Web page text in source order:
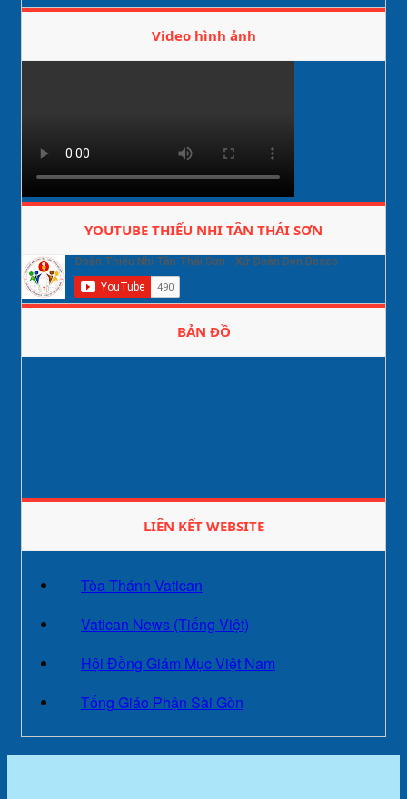
Video hình ảnh
YOUTUBE THIẾU NHI TÂN THÁI SƠN
BẢN ĐỒ
LIÊN KẾT WEBSITE
Tòa Thánh Vatican
Vatican News (Tiếng Việt)
Hội Đồng Giám Mục Việt Nam
Tống Giáo Phận Sài Gòn